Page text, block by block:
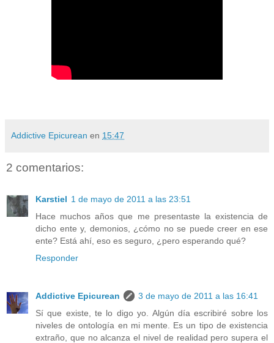
Addictive Epicurean en 15:47
2 comentarios:
Karstiel 1 de mayo de 2011 a las 23:51
Hace muchos años que me presentaste la existencia de
dicho ente y, demonios, ¿cómo no se puede creer en ese
ente? Está ahí, eso es seguro, ¿pero esperando qué?
Responder
Addictive Epicurean
3 de mayo de 2011 a las 16:41
Sí que existe, te lo digo yo. Algún día escribiré sobre los
niveles de ontología en mi mente. Es un tipo de existencia
extraño, que no alcanza el nivel de realidad pero supera el